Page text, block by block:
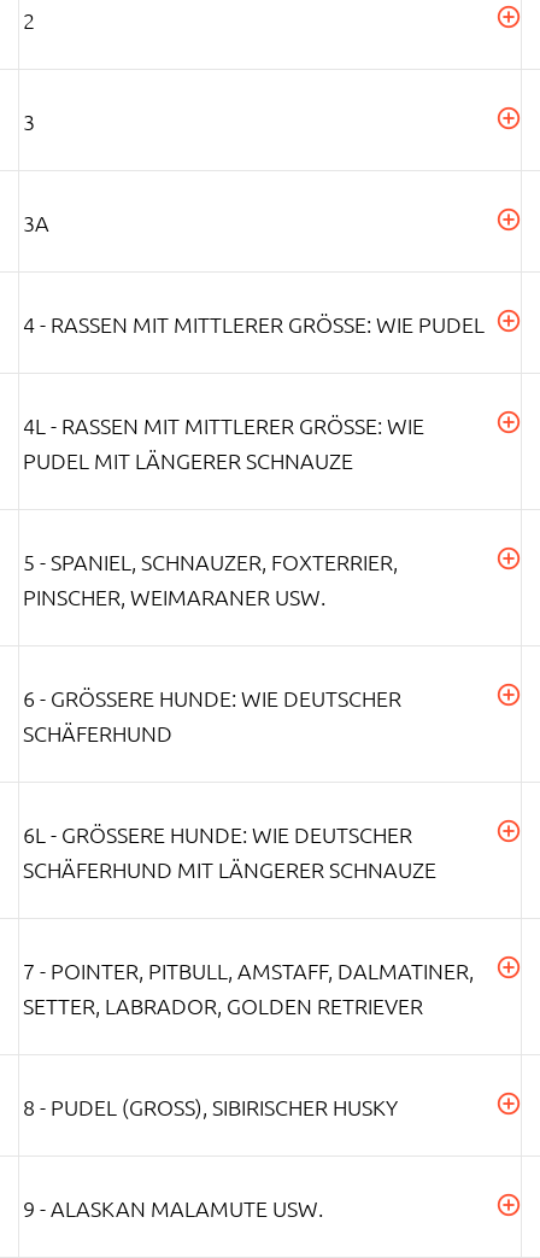
2
3
3A
4 - RASSEN MIT MITTLERER GRÖSSE: WIE PUDEL
4L - RASSEN MIT MITTLERER GRÖSSE: WIE P
UDEL MIT LÄNGERER SCHNAUZE
5 - SPANIEL, SCHNAUZER, FOXTERRIER,
PINSCHER, WEIMARANER USW.
6 - GRÖSSERE HUNDE: WIE DEUTSCHER S
CHÄFERHUND
6L - GRÖSSERE HUNDE: WIE DEUTSCHER S
CHÄFERHUND MIT LÄNGERER SCHNAUZE
7 - POINTER, PITBULL, AMSTAFF, DALMATINER,
SETTER, LABRADOR, GOLDEN RETRIEVER
8 - PUDEL (GROSS), SIBIRISCHER HUSKY
9 - ALASKAN MALAMUTE USW.